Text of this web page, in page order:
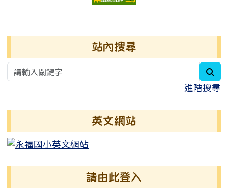
站內搜尋
進階搜尋
英文網站
請由此登入